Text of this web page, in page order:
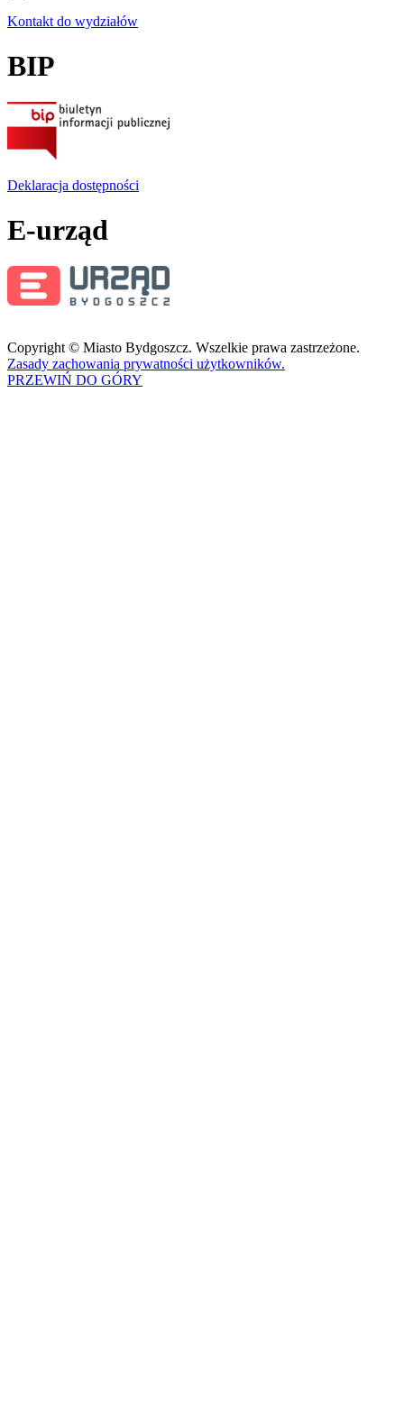
Kontakt do wydziałów
BIP
Deklaracja dostępności
E-urząd
Copyright © Miasto Bydgoszcz. Wszelkie prawa zastrzeżone.
Zasady zachowania prywatności użytkowników.
PRZEWIŃ DO GÓRY